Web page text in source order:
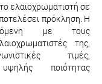
ελαιοχρωματιστή σε
πρόκληση. Η
με τους
της,
τιμές,
ποιότητας